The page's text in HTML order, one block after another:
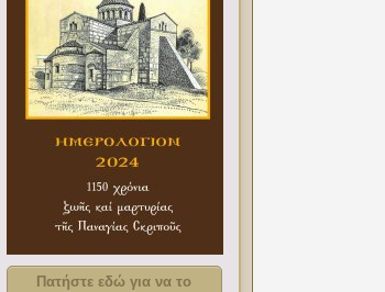
Πατήστε εδώ για να το